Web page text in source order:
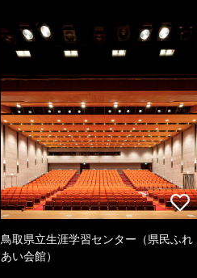
鳥取県立生涯学習センター（県民ふれ
あい会館）